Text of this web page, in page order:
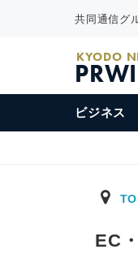
共同通信グ
KYODO
ビジネス
EC